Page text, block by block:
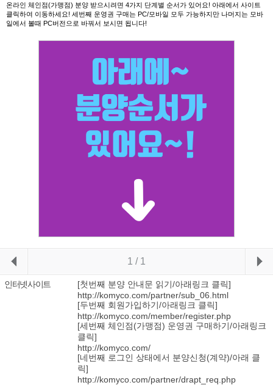
온라인 체인점(가맹점) 분양 받으시려면 4가지 단계별 순서가 있어요! 아래에서 사이트
클릭하여 이동하세요! 세번째 운영권 구매는 PC/모바일 모두 가능하지만 나머지는 모바
일에서 볼때 PC버전으로 바꿔서 보시면 됩니다!
1 / 1
인터넷사이트
[첫번째 분양 안내문 읽기/아래링크 클릭]
http://komyco.com/partner/sub_06.html
[두번째 회원가입하기/아래링크 클릭]
http://komyco.com/member/register.php
[세번째 체인점(가맹점) 운영권 구매하기/아래링크
클릭]
http://komyco.com/
[네번째 로그인 상태에서 분양신청(계약)/아래 클
릭]
http://komyco.com/partner/drapt_req.php